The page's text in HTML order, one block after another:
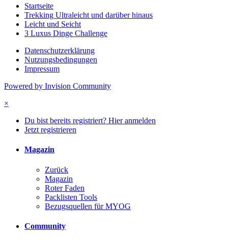
Startseite
Trekking Ultraleicht und darüber hinaus
Leicht und Seicht
3 Luxus Dinge Challenge
Datenschutzerklärung
Nutzungsbedingungen
Impressum
Powered by Invision Community
×
Du bist bereits registriert? Hier anmelden
Jetzt registrieren
Magazin
Zurück
Magazin
Roter Faden
Packlisten Tools
Bezugsquellen für MYOG
Community